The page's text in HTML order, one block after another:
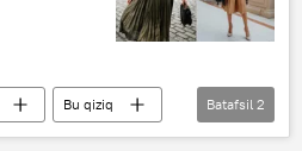
Bu qiziq
Qish
Batafsil 2